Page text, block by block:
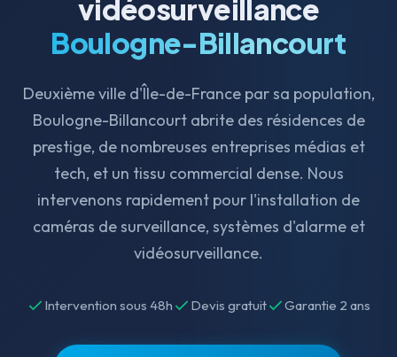
vidéosurveillance
Boulogne-Billancourt
Deuxième ville d'Île-de-France par sa population,
Boulogne-Billancourt abrite des résidences de
prestige, de nombreuses entreprises médias et
tech, et un tissu commercial dense. Nous
intervenons rapidement pour l'installation de
caméras de surveillance, systèmes d'alarme et
vidéosurveillance.
Intervention sous 48h Devis gratuit Garantie 2 ans